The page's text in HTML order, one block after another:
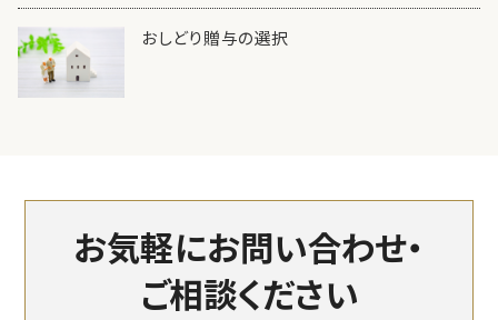
おしどり贈与の選択
お気軽にお問い合わせ・
ご相談ください